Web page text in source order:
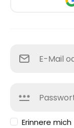
Erinnere mich